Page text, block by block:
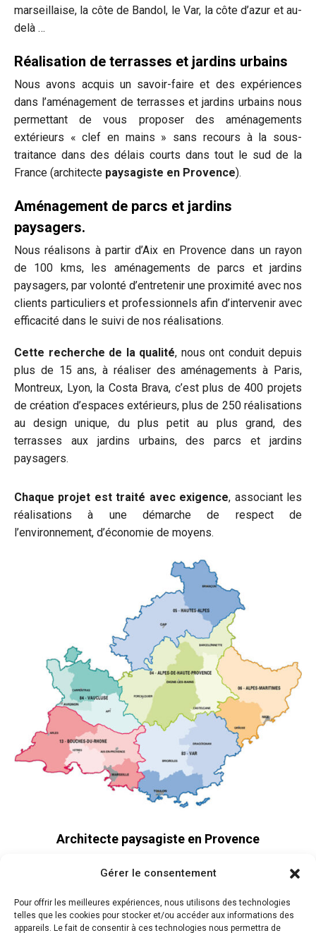
Gérer le consentement
Pour offrir les meilleures expériences, nous utilisons des technologies
telles que les cookies pour stocker et/ou accéder aux informations des
appareils. Le fait de consentir à ces technologies nous permettra de
marseillaise, la côte de Bandol, le Var, la côte d’azur et au-
delà …
Réalisation de terrasses et jardins urbains
Nous avons acquis un savoir-faire et des expériences
dans l’aménagement de terrasses et jardins urbains nous
permettant de vous proposer des aménagements
extérieurs « clef en mains » sans recours à la sous-
traitance dans des délais courts dans tout le sud de la
France (architecte paysagiste en Provence).
Aménagement de parcs et jardins
paysagers.
Nous réalisons à partir d’Aix en Provence dans un rayon
de 100 kms, les aménagements de parcs et jardins
paysagers, par volonté d’entretenir une proximité avec nos
clients particuliers et professionnels afin d’intervenir avec
efficacité dans le suivi de nos réalisations.
Cette recherche de la qualité, nous ont conduit depuis
plus de 15 ans, à réaliser des aménagements à Paris,
Montreux, Lyon, la Costa Brava, c’est plus de 400 projets
de création d’espaces extérieurs, plus de 250 réalisations
au design unique, du plus petit au plus grand, des
terrasses aux jardins urbains, des parcs et jardins
paysagers.
Chaque projet est traité avec exigence, associant les
réalisations à une démarche de respect de
l’environnement, d’économie de moyens.
Architecte paysagiste en Provence
Projets paysagers Pays d’Aix en Provence